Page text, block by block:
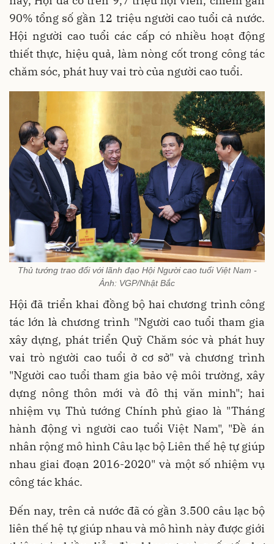
90% tổng số gần 12 triệu người cao tuổi cả nước.
Hội người cao tuổi các cấp có nhiều hoạt động
thiết thực, hiệu quả, làm nòng cốt trong công tác
chăm sóc, phát huy vai trò của người cao tuổi.
Thủ tướng trao đổi với lãnh đạo Hội Người cao tuổi Việt Nam -
Ảnh: VGP/Nhật Bắc
Hội đã triển khai đồng bộ hai chương trình công
tác lớn là chương trình "Người cao tuổi tham gia
xây dựng, phát triển Quỹ Chăm sóc và phát huy
vai trò người cao tuổi ở cơ sở" và chương trình
"Người cao tuổi tham gia bảo vệ môi trường, xây
dựng nông thôn mới và đô thị văn minh"; hai
nhiệm vụ Thủ tướng Chính phủ giao là "Tháng
hành động vì người cao tuổi Việt Nam", "Đề án
nhân rộng mô hình Câu lạc bộ Liên thế hệ tự giúp
nhau giai đoạn 2016-2020" và một số nhiệm vụ
công tác khác.
Đến nay, trên cả nước đã có gần 3.500 câu lạc bộ
liên thế hệ tự giúp nhau và mô hình này được giới